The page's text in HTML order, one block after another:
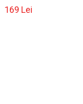
169 Lei